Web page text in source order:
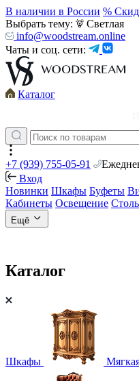
В наличии в России %
Выбрать тему:
Светлая
info@woodstream.online
Чаты и соц. сети:
Каталог
+7 (939) 755-05-91
Вход
Новинки Шкафы Буфеты
Кабинеты Освещение
Ещё
Каталог
Шкафы